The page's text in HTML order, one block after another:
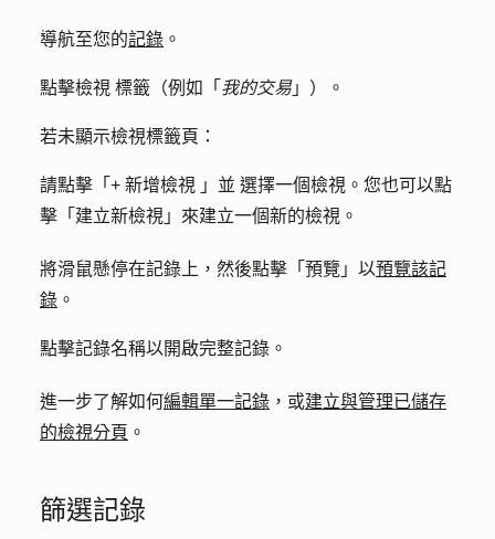
導航至您的記錄 。
點擊檢視 標籤 （例如「 我的交易」）。
若未顯示檢視標籤頁：
請點擊「 + 新增檢視 」 並 選擇一個檢視 。您也可以點
擊「 建立新檢視 」來建立一個新的檢視。
將滑鼠懸停在記錄 上，然後點擊「 預覽 」以預覽該記
錄 。
點擊記錄名稱以開啟完整記錄。
進一步了解如何編輯單一記錄 ，或建立與管理已儲存
的檢視分頁 。
篩選記錄